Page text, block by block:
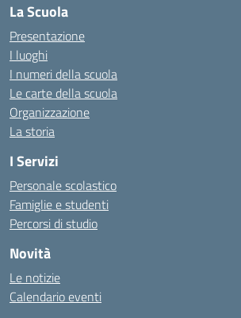
La Scuola
Presentazione
I luoghi
I numeri della scuola
Le carte della scuola
Organizzazione
La storia
I Servizi
Personale scolastico
Famiglie e studenti
Percorsi di studio
Novità
Le notizie
Calendario eventi